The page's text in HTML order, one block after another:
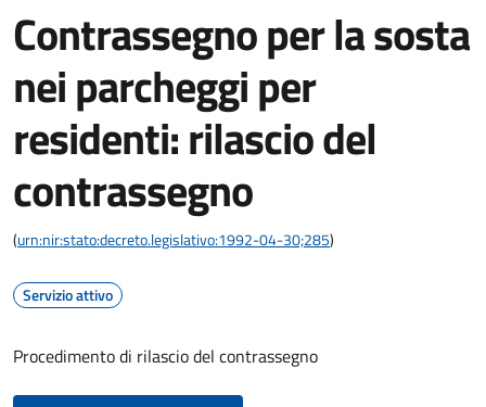
Contrassegno per la sosta
nei parcheggi per
residenti: rilascio del
contrassegno
(urn:nir:stato:decreto.legislativo:1992-04-30;285)
Servizio attivo
Procedimento di rilascio del contrassegno